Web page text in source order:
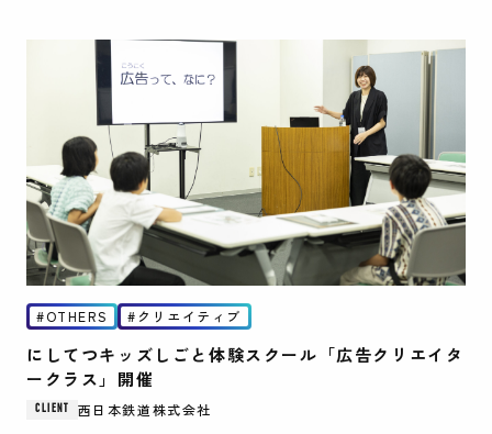
OTHERS クリエイティブ
にしてつキッズしごと体験スクール「広告クリエイタ
ークラス」開催
CLIENT 西日本鉄道株式会社